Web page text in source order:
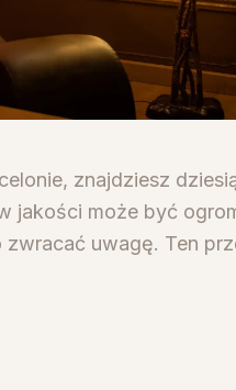
znajdziesz
jakości może być
uwagę. Ten